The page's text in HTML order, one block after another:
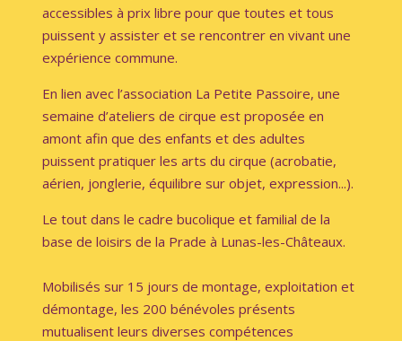
accessibles à prix libre pour que toutes et tous
puissent y assister et se rencontrer en vivant une
expérience commune.
En lien avec l’association La Petite Passoire, une
semaine d’ateliers de cirque est proposée en
amont afin que des enfants et des adultes
puissent pratiquer les arts du cirque (acrobatie,
aérien, jonglerie, équilibre sur objet, expression...).
Le tout dans le cadre bucolique et familial de la
base de loisirs de la Prade à Lunas-les-Châteaux.
Mobilisés sur 15 jours de montage, exploitation et
démontage, les 200 bénévoles présents
mutualisent leurs diverses compétences